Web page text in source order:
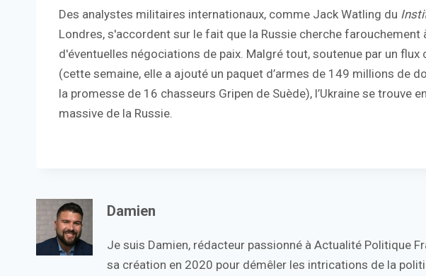
Des analystes militaires internationaux, comme Jack Watling du
Londres, s'accordent sur le fait que la Russie cherche farouchement
d'éventuelles négociations de paix. Malgré tout, soutenue par un flux
(cette semaine, elle a ajouté un paquet d’armes de 149 millions de
la promesse de 16 chasseurs Gripen de Suède), l’Ukraine se trouve
massive de la Russie.
Damien
Je suis Damien, rédacteur passionné à Actualité Politique
sa création en 2020 pour démêler les intrications de la